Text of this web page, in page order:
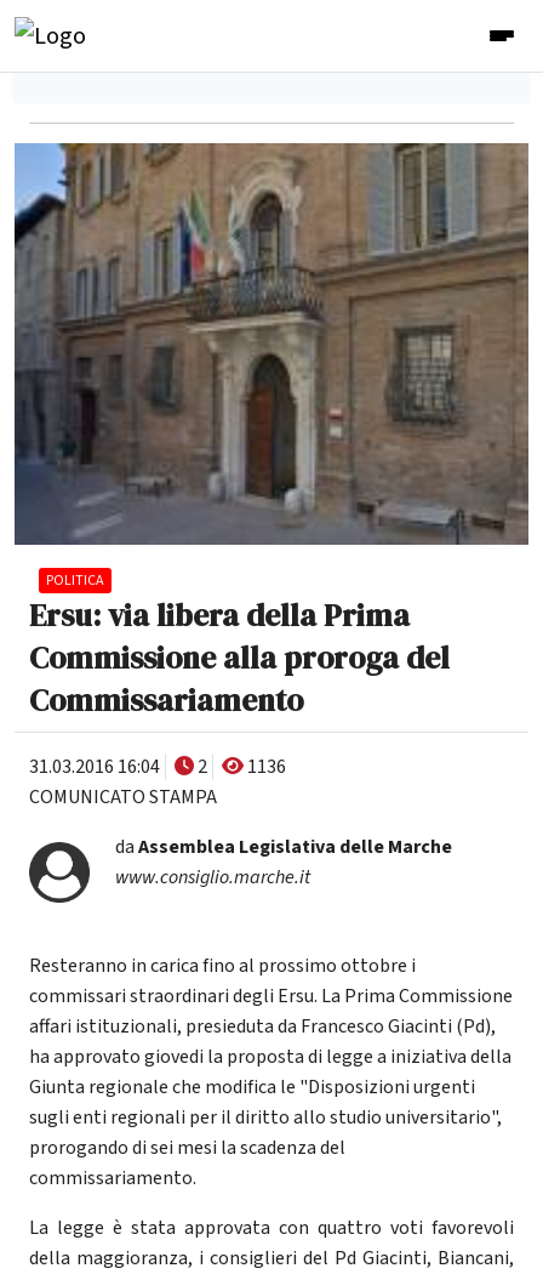
POLITICA
Ersu: via libera della Prima
Commissione alla proroga del
Commissariamento
31.03.2016 16:04 2
1136
COMUNICATO STAMPA
daAssemblea Legislativa delle Marche
www.consiglio.marche.it
Resteranno in carica fino al prossimo ottobre i
commissari straordinari degli Ersu. La Prima Commissione
affari istituzionali, presieduta da Francesco Giacinti (Pd),
ha approvato giovedi la proposta di legge a iniziativa della
Giunta regionale che modifica le "Disposizioni urgenti
sugli enti regionali per il diritto allo studio universitario",
prorogando di sei mesi la scadenza del
commissariamento.
La legge è stata approvata con quattro voti favorevoli
della maggioranza, i consiglieri del Pd Giacinti, Biancani,